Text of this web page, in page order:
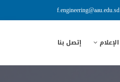
f.engineering@aau.edu.sd
الإعلام إتصل بنا